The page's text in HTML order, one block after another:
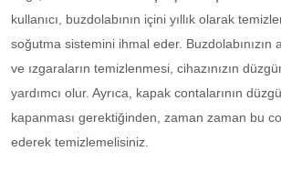
kullanıcı, buzdolabının içini yıllık olarak
soğutma sistemini ihmal eder. Buzdolabınızın
ve ızgaraların temizlenmesi, cihazınızın
yardımcı olur. Ayrıca, kapak contalarının
kapanması gerektiğinden, zaman zaman bu
ederek temizlemelisiniz.